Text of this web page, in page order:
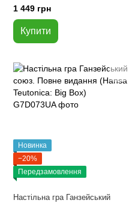
1 449 грн
Купити
Новинка
−20%
Передзамовлення
Настільна гра Ганзейський